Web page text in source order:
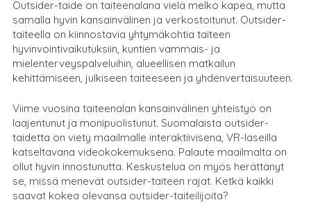
Outsider-taide on taiteenalana vielä melko kapea, mutta
samalla hyvin kansainvälinen ja verkostoitunut. Outsider-
taiteella on kiinnostavia yhtymäkohtia taiteen
hyvinvointivaikutuksiin, kuntien vammais- ja
mielenterveyspalveluihin, alueellisen matkailun
kehittämiseen, julkiseen taiteeseen ja yhdenvertaisuuteen.
Viime vuosina taiteenalan kansainvälinen yhteistyö on
laajentunut ja monipuolistunut. Suomalaista outsider-
taidetta on viety maailmalle interaktiivisena, VR-laseilla
katseltavana videokokemuksena. Palaute maailmalta on
ollut hyvin innostunutta. Keskustelua on myös herättänyt
se, missä menevät outsider-taiteen rajat. Ketkä kaikki
saavat kokea olevansa outsider-taiteilijoita?